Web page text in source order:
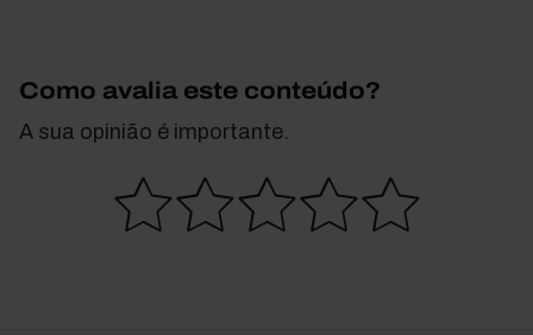
Como avalia este conteúdo?
A sua opinião é importante.